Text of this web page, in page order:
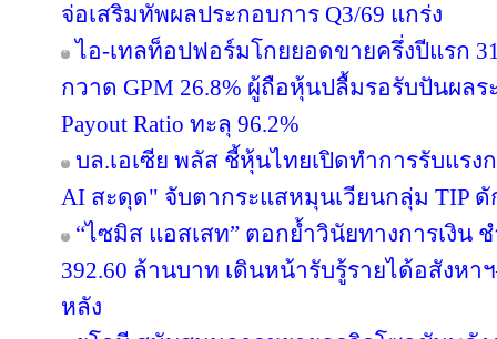
จ่อเสริมทัพผลประกอบการ Q3/69 แกร่ง
ไอ-เทลท็อปฟอร์มโกยยอดขายครึ่งปีแรก
กวาด GPM 26.8% ผู้ถือหุ้นปลื้มรอรับปันผล
Payout Ratio ทะลุ 96.2%
บล.เอเซีย พลัส ชี้หุ้นไทยเปิดทำการรับแร
AI สะดุด" จับตากระแสหมุนเวียนกลุ่ม TIP ดั
“ไซมิส แอสเสท” ตอกย้ำวินัยทางการเงิน
392.60 ล้านบาท เดินหน้ารับรู้รายได้อสังหา
หลัง